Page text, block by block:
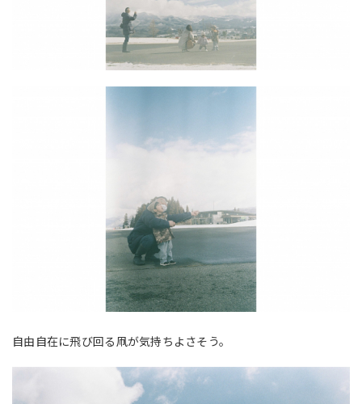
自由自在に飛び回る凧が気持ちよさそう。